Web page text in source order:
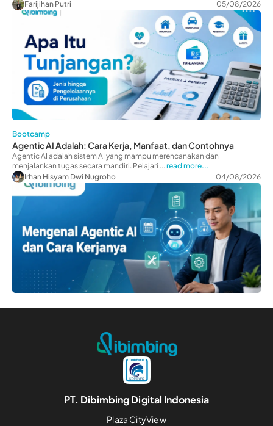
Farijihan Putri
05/08/2026
Bootcamp
Agentic AI Adalah: Cara Kerja, Manfaat, dan Contohnya
Agentic AI adalah sistem AI yang mampu merencanakan dan
menjalankan tugas secara mandiri. Pelajari ...read more...
Irhan Hisyam Dwi Nugroho
04/08/2026
PT. Dibimbing Digital Indonesia
Plaza CityView